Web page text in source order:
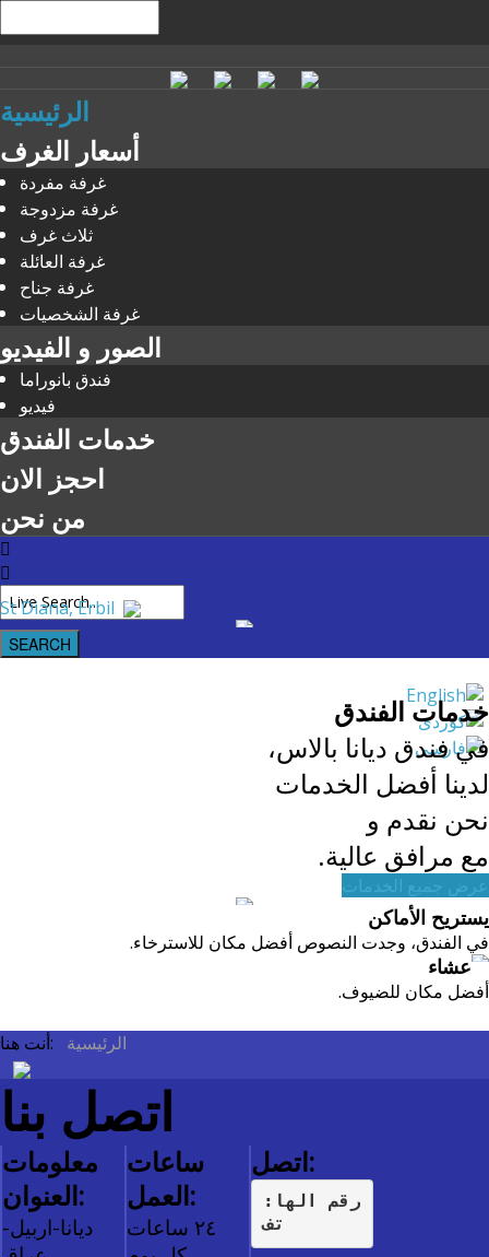
الرئيسية
أسعار الغرف
غرفة مفردة
غرفة مزدوجة
ثلاث غرف
غرفة العائلة
غرفة جناح
غرفة الشخصيات
الصور و الفيديو
فندق بانوراما
فيديو
خدمات الفندق
احجز الان
من نحن
St Diana, Erbil
خدمات الفندق
في فندق ديانا بالاس،
لدينا أفضل الخدمات
نحن نقدم و
مع مرافق عالية.
عرض جميع الخدمات
يستريح الأماكن
في الفندق، وجدت النصوص أفضل مكان للاسترخاء.
عشاء
أفضل مكان للضيوف.
أنت هنا: الرئيسية
اتصل بنا
معلومات
العنوان:
دیانا-اربیل-
ساعات
العمل:
٢٤ ساعات
اتصل:
:رقم الها
تف